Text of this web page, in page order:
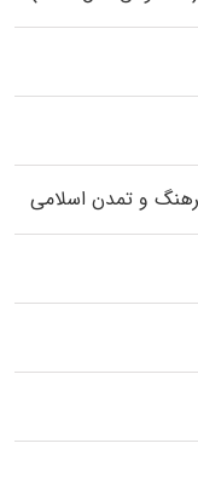
و تمدن اسلامی